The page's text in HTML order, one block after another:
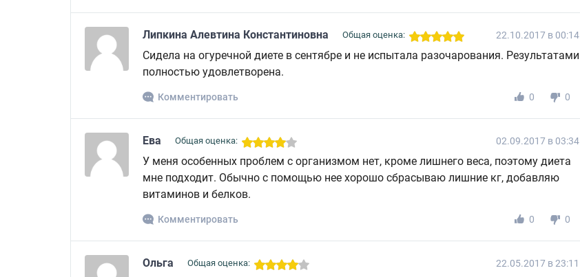
Липкина Алевтина Константиновна Общая оценка: 22.10.2017 в 00:14
Сидела на огуречной диете в сентябре и не испытала разочарования. Результатами
полностью удовлетворена.
Комментировать 0 0
Ева Общая оценка: 02.09.2017 в 03:34
У меня особенных проблем с организмом нет, кроме лишнего веса, поэтому диета
мне подходит. Обычно с помощью нее хорошо сбрасываю лишние кг, добавляю
витаминов и белков.
Комментировать 0 0
Ольга Общая оценка: 22.05.2017 в 23:11